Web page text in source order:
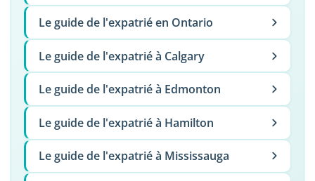
Le guide de l'expatrié en Ontario
Le guide de l'expatrié à Calgary
Le guide de l'expatrié à Edmonton
Le guide de l'expatrié à Hamilton
Le guide de l'expatrié à Mississauga